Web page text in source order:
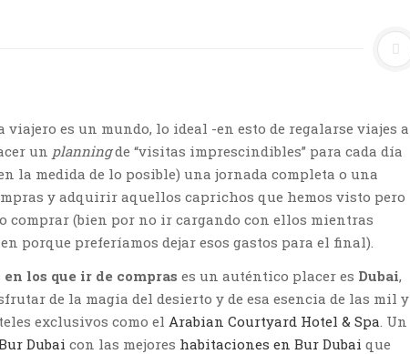
viajero es un mundo, lo ideal -en esto de regalarse viajes a
un planningde “visitas imprescindibles” para cada día
la medida de lo posible) una jornada completa o una
y adquirir aquellos caprichos que hemos visto pero
comprar (bien por no ir cargando con ellos mientras
porque preferíamos dejar esos gastos para el final).
los que ir de compras es un auténtico placer es Dubai,
de la magia del desierto y de esa esencia de las mil y
exclusivos como el Arabian Courtyard Hotel & Spa. Un
Dubai con las mejores habitaciones en Bur Dubai que